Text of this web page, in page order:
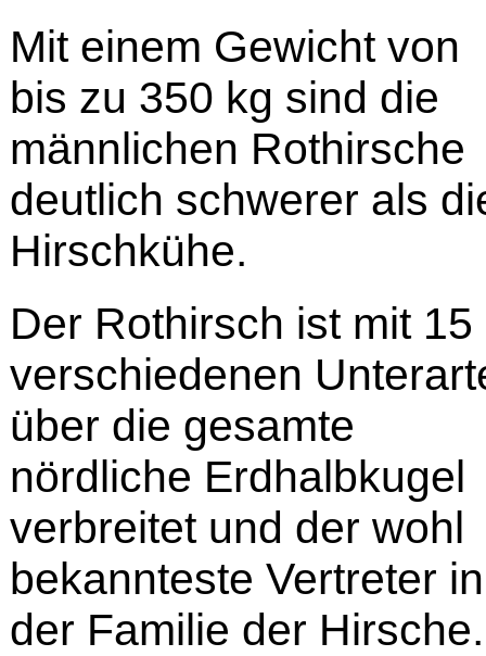
Mit einem Gewicht von
bis zu 350 kg sind die
männlichen Rothirsche
deutlich schwerer als
Hirschkühe.
Der Rothirsch ist mit 15
verschiedenen
über die gesamte
nördliche Erdhalbkugel
verbreitet und der wohl
bekannteste Vertreter in
der Familie der Hirsche.